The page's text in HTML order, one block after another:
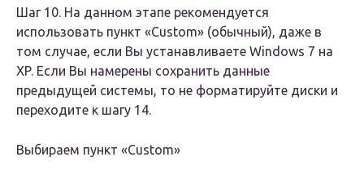
Шаг 10. На данном этапе рекомендуется
использовать пункт «Custom» (обычный), даже в
том случае, если Вы устанавливаете Windows 7 на
XP. Если Вы намерены сохранить данные
предыдущей системы, то не форматируйте диски и
переходите к шагу 14.
Выбираем пункт «Custom»